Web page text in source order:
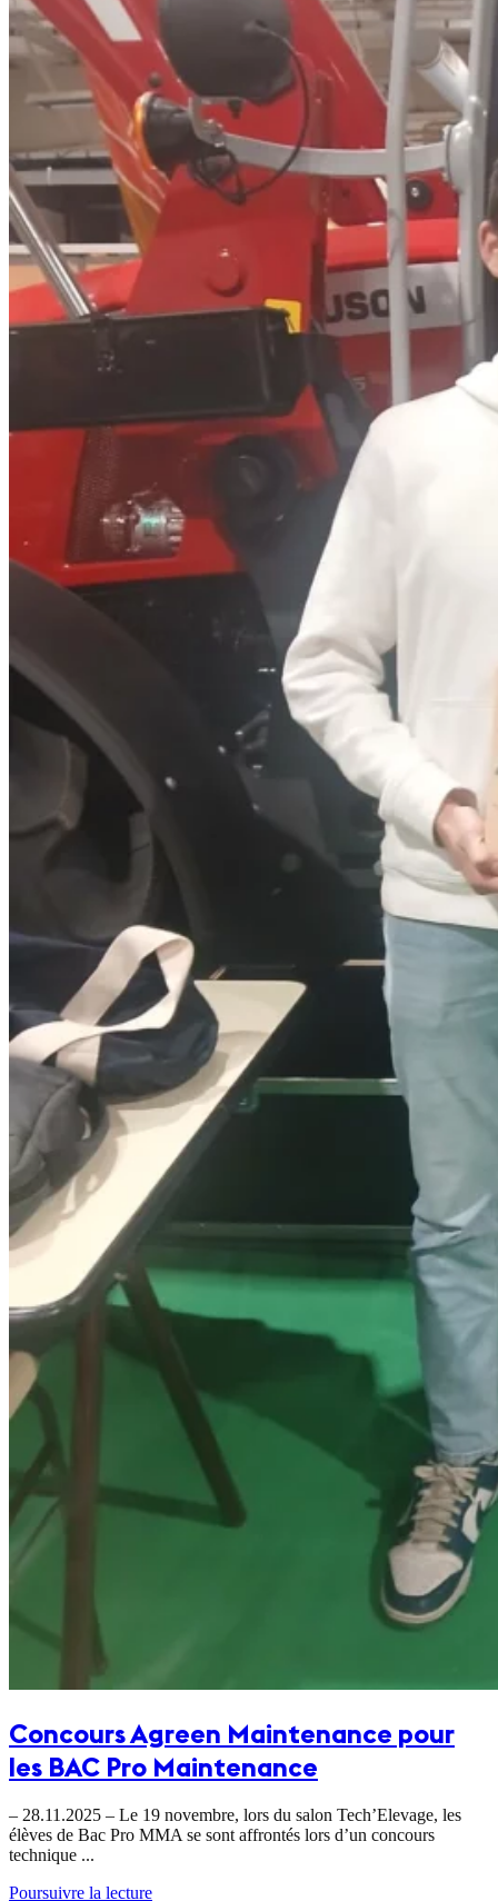
Concours Agreen Maintenance pour
les BAC Pro Maintenance
– 28.11.2025 – Le 19 novembre, lors du salon Tech’Elevage, les
élèves de Bac Pro MMA se sont affrontés lors d’un concours
technique ...
Poursuivre la lecture